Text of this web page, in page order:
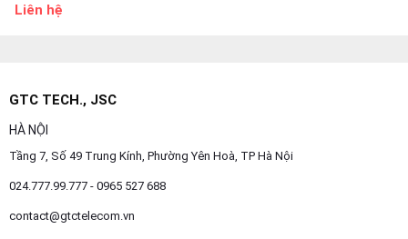
Liên hệ
GTC TECH., JSC
HÀ NỘI
Tầng 7, Số 49 Trung Kính, Phường Yên Hoà, TP Hà Nội
024.777.99.777 - 0965 527 688
contact@gtctelecom.vn